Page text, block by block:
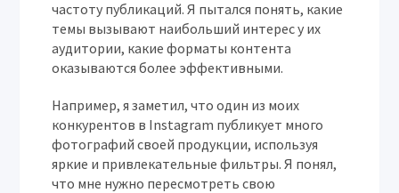
частоту публикаций. Я пытался понять, какие
темы вызывают наибольший интерес у их
аудитории, какие форматы контента
оказываются более эффективными.
Например, я заметил, что один из моих
конкурентов в Instagram публикует много
фотографий своей продукции, используя
яркие и привлекательные фильтры. Я понял,
что мне нужно пересмотреть свою